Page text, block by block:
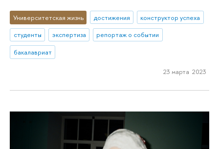
Университетская жизнь достижения
конструктор успеха
студенты
экспертиза
репортаж о событии
бакалавриат
23 марта 2023